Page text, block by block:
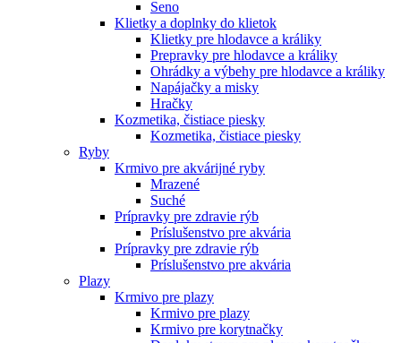
Seno
Klietky a doplnky do klietok
Klietky pre hlodavce a králiky
Prepravky pre hlodavce a králiky
Ohrádky a výbehy pre hlodavce a králiky
Napájačky a misky
Hračky
Kozmetika, čistiace piesky
Kozmetika, čistiace piesky
Ryby
Krmivo pre akvárijné ryby
Mrazené
Suché
Prípravky pre zdravie rýb
Príslušenstvo pre akvária
Prípravky pre zdravie rýb
Príslušenstvo pre akvária
Plazy
Krmivo pre plazy
Krmivo pre plazy
Krmivo pre korytnačky